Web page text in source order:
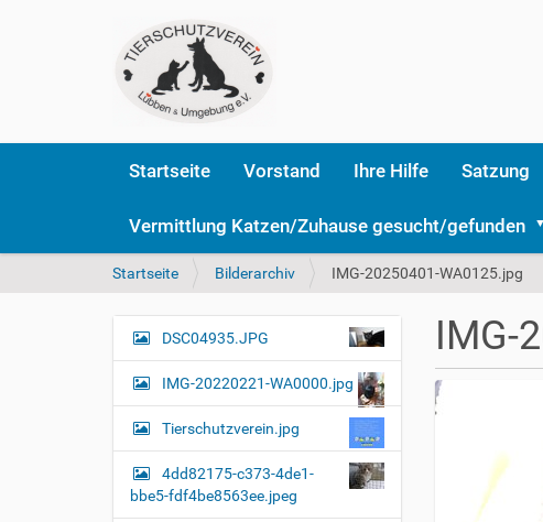
Startseite Vorstand Ihre Hilfe Satzung
Vermittlung Katzen/Zuhause gesucht/gefunden
S
e
i
d
i
Startseite Bilderarchiv IMG-20250401-WA0125.jpg
IMG-
N
i
g
a
t
DSC04935.JPG
IMG-20220221-WA0000.jpg
Tierschutzverein.jpg
4dd82175-c373-4de1-
bbe5-fdf4be8563ee.jpeg